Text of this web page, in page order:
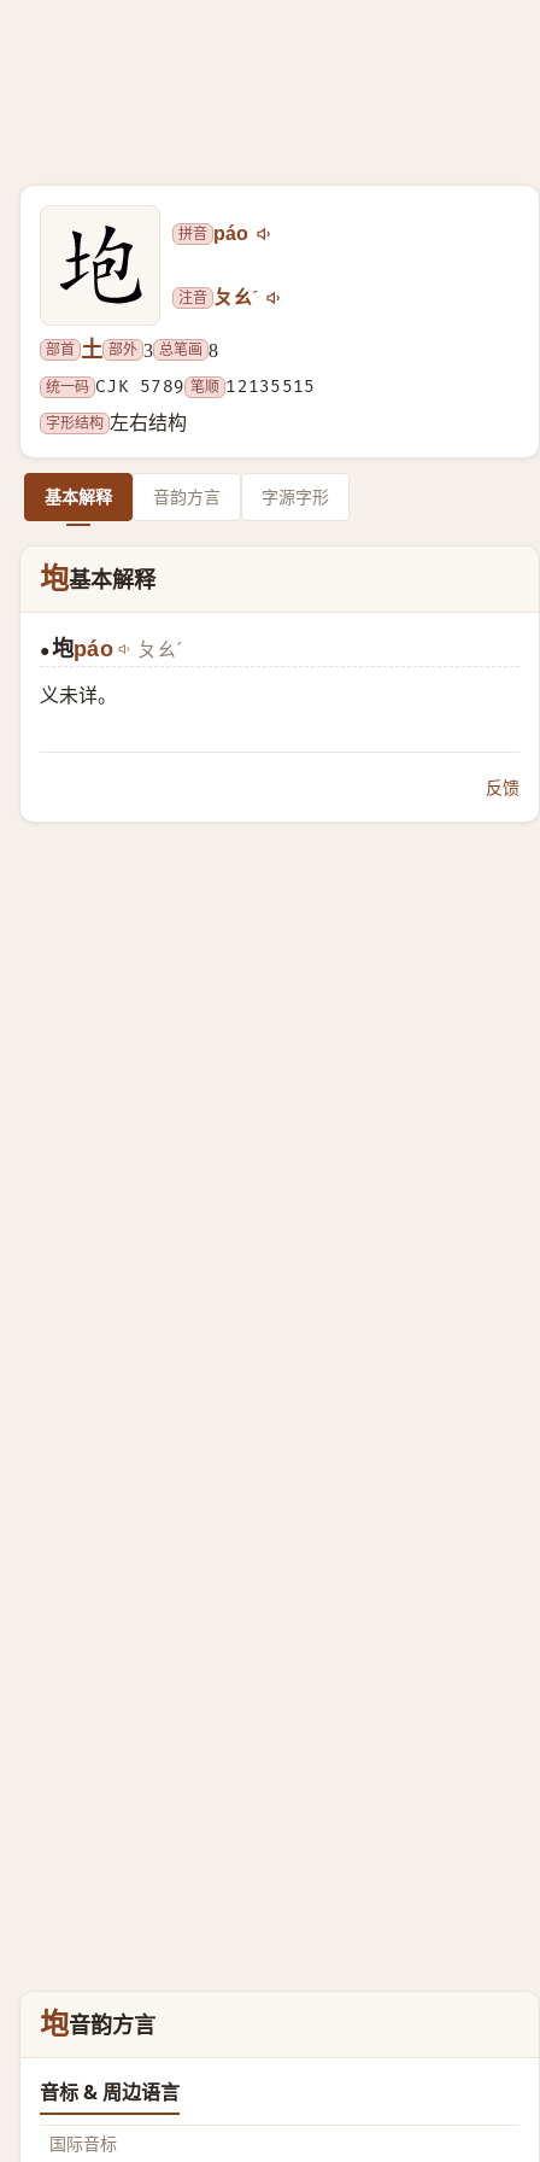
拼音 páo
注音 ㄆㄠˊ
部首 土 部外 3 总笔画 8
统一码 CJK 5789 笔顺 12135515
字形结构 左右结构
基本解释 音韵方言 字源字形
垉基本解释
●垉páo ㄆㄠˊ
义未详。
反馈
垉音韵方言
音标 & 周边语言
国际音标